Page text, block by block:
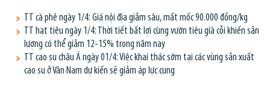
TT cà phê ngày 1/4: Giá nội địa giảm sâu, mất mốc 90.000 đồng/kg
TT hạt tiêu ngày 1/4: Thời tiết bất lợi cùng vườn tiêu già cỗi khiến sản
lượng có thể giảm 12-15% trong năm nay
TT cao su châu Á ngày 01/4: Việc khai thác sớm tại các vùng sản xuất
cao su ở Vân Nam dự kiến sẽ giảm áp lực cung